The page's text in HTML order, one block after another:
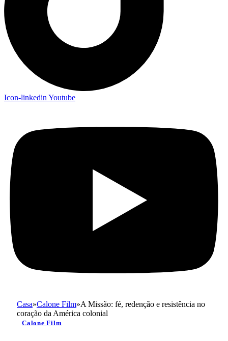
Icon-linkedin Youtube
Casa»Calone Film»A Missão: fé, redenção e resistência no
coração da América colonial
Calone Film